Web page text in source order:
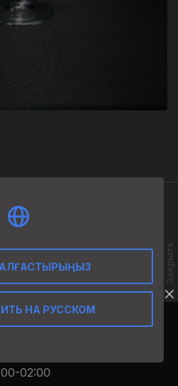
шарап және апельсин.
02:00
НА РУССКОМ